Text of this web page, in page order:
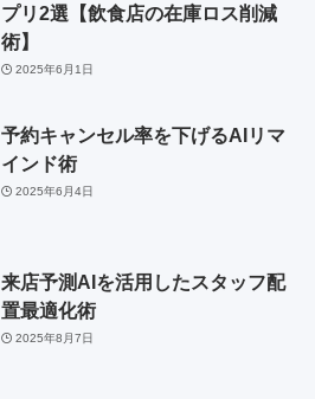
プリ2選【飲食店の在庫ロス削減
術】
2025年6月1日
予約キャンセル率を下げるAIリマ
インド術
2025年6月4日
来店予測AIを活用したスタッフ配
置最適化術
2025年8月7日